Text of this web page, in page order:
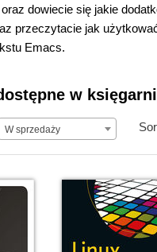
dowiecie się jakie
przeczytacie jak
Emacs.
w
W sprzedaży